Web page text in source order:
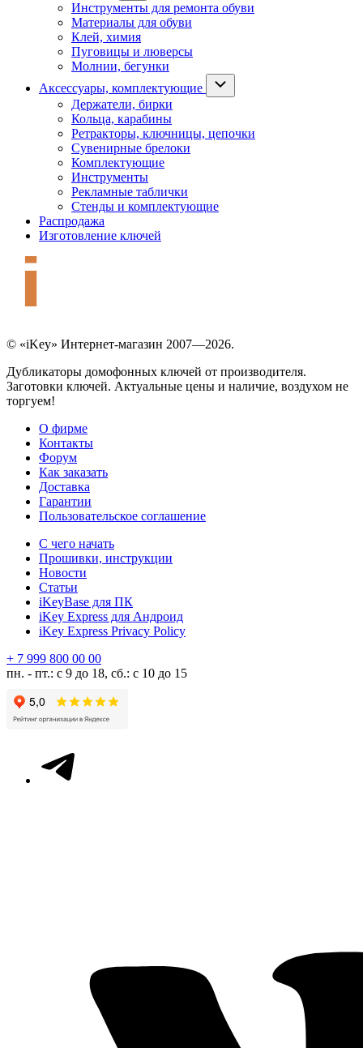
Инструменты для ремонта обуви
Материалы для обуви
Клей, химия
Пуговицы и люверсы
Молнии, бегунки
Аксессуары, комплектующие
Держатели, бирки
Кольца, карабины
Ретракторы, ключницы, цепочки
Сувенирные брелоки
Комплектующие
Инструменты
Рекламные таблички
Стенды и комплектующие
Распродажа
Изготовление ключей
© «iKey» Интернет-магазин 2007—2026.
Дубликаторы домофонных ключей от производителя.
Заготовки ключей. Актуальные цены и наличие, воздухом не
торгуем!
О фирме
Контакты
Форум
Как заказать
Доставка
Гарантии
Пользовательское соглашение
С чего начать
Прошивки, инструкции
Новости
Статьи
iKeyBase для ПК
iKey Express для Андроид
iKey Express Privacy Policy
+ 7 999 800 00 00
пн. - пт.: с 9 до 18, сб.: с 10 до 15